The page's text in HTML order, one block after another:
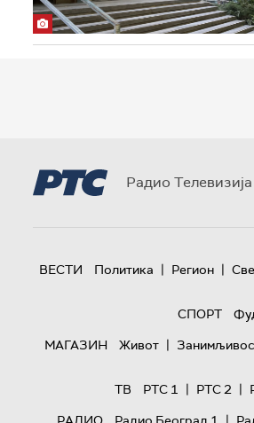
Радио
ВЕСТИ Политика | Регион |
СПОРТ
МАГАЗИН
Живот |
ТВ
РТС 1 | РТС 2 |